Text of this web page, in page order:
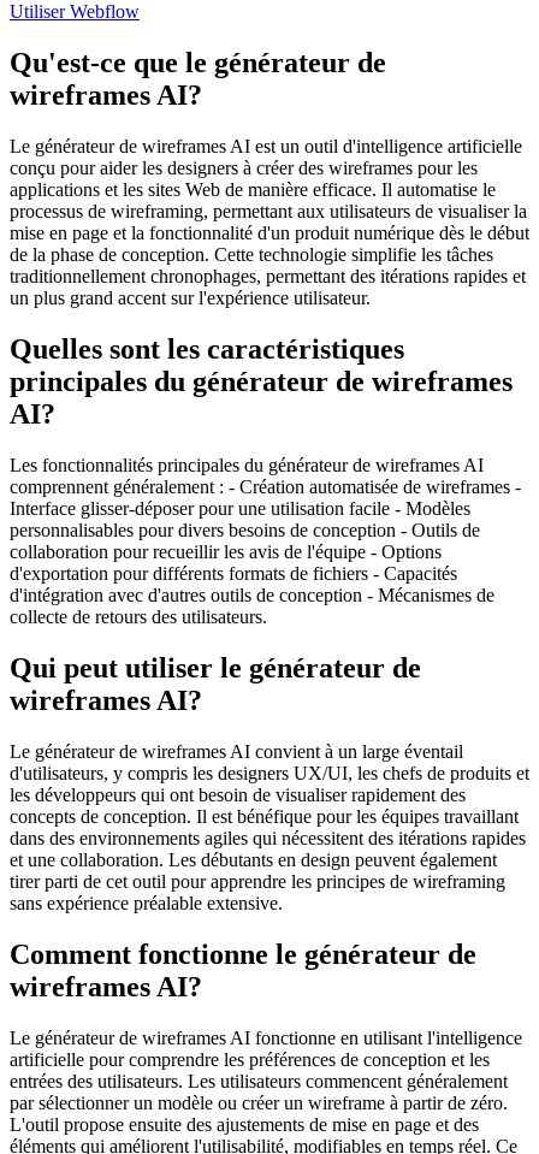
Utiliser Webflow
Qu'est-ce que le générateur de
wireframes AI?
Le générateur de wireframes AI est un outil d'intelligence artificielle
conçu pour aider les designers à créer des wireframes pour les
applications et les sites Web de manière efficace. Il automatise le
processus de wireframing, permettant aux utilisateurs de visualiser la
mise en page et la fonctionnalité d'un produit numérique dès le début
de la phase de conception. Cette technologie simplifie les tâches
traditionnellement chronophages, permettant des itérations rapides et
un plus grand accent sur l'expérience utilisateur.
Quelles sont les caractéristiques
principales du générateur de wireframes
AI?
Les fonctionnalités principales du générateur de wireframes AI
comprennent généralement : - Création automatisée de wireframes -
Interface glisser-déposer pour une utilisation facile - Modèles
personnalisables pour divers besoins de conception - Outils de
collaboration pour recueillir les avis de l'équipe - Options
d'exportation pour différents formats de fichiers - Capacités
d'intégration avec d'autres outils de conception - Mécanismes de
collecte de retours des utilisateurs.
Qui peut utiliser le générateur de
wireframes AI?
Le générateur de wireframes AI convient à un large éventail
d'utilisateurs, y compris les designers UX/UI, les chefs de produits et
les développeurs qui ont besoin de visualiser rapidement des
concepts de conception. Il est bénéfique pour les équipes travaillant
dans des environnements agiles qui nécessitent des itérations rapides
et une collaboration. Les débutants en design peuvent également
tirer parti de cet outil pour apprendre les principes de wireframing
sans expérience préalable extensive.
Comment fonctionne le générateur de
wireframes AI?
Le générateur de wireframes AI fonctionne en utilisant l'intelligence
artificielle pour comprendre les préférences de conception et les
entrées des utilisateurs. Les utilisateurs commencent généralement
par sélectionner un modèle ou créer un wireframe à partir de zéro.
L'outil propose ensuite des ajustements de mise en page et des
éléments qui améliorent l'utilisabilité, modifiables en temps réel. Ce